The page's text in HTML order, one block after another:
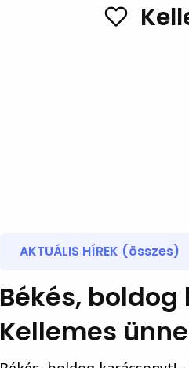
AKTUÁLIS HÍREK (összes)
Békés,
Kellemes